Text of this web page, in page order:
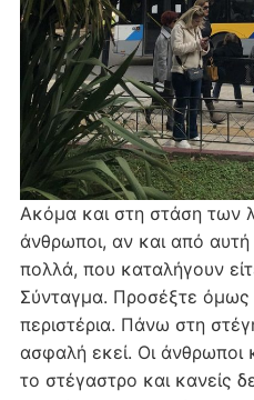
Ακόμα και στη στάση των
άνθρωποι, αν και από
πολλά, που καταλήγουν
Σύνταγμα. Προσέξτε
περιστέρια. Πάνω στη
ασφαλή εκεί. Οι
το στέγαστρο και κανείς